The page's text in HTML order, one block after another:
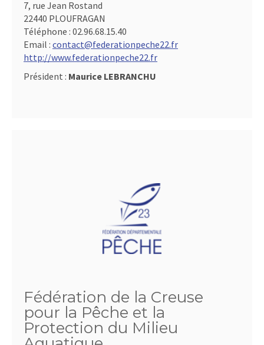
7, rue Jean Rostand
22440 PLOUFRAGAN
Téléphone : 02.96.68.15.40
Email : contact@federationpeche22.fr
http://www.federationpeche22.fr
Président : Maurice LEBRANCHU
Fédération de la Creuse
pour la Pêche et la
Protection du Milieu